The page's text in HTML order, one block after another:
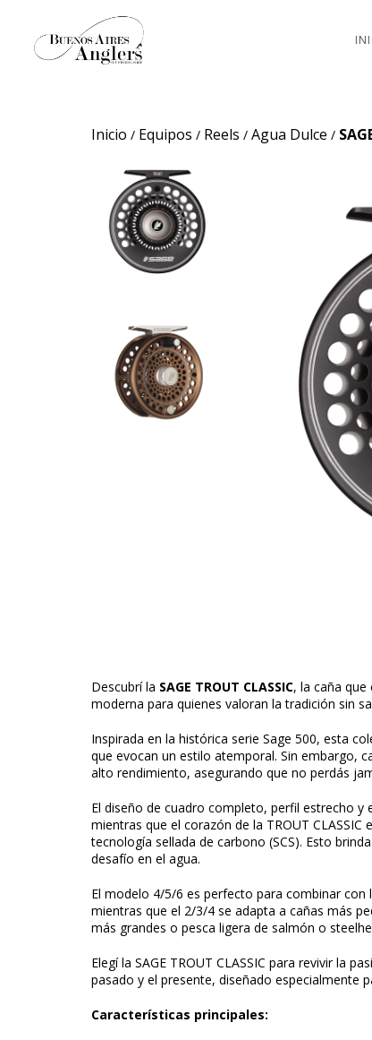
Inicio / Equipos / Reels / Agua Dulce /
Descubrí la SAGE TROUT CLASSIC, la caña
moderna para quienes valoran la tradición sin
Inspirada en la histórica serie Sage 500, esta
que evocan un estilo atemporal. Sin embargo,
alto rendimiento, asegurando que no perdás
El diseño de cuadro completo, perfil estrecho y
mientras que el corazón de la TROUT
tecnología sellada de carbono (SCS). Esto
desafío en el agua.
El modelo 4/5/6 es perfecto para combinar
mientras que el 2/3/4 se adapta a cañas más
más grandes o pesca ligera de salmón o
Elegí la SAGE TROUT CLASSIC para revivir la
pasado y el presente, diseñado especialmente
Características principales: